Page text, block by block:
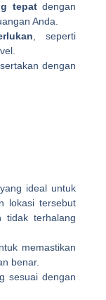
tepatdengan
Anda.
, seperti
dengan
yang ideal untuk
lokasi tersebut
tidak terhalang
memastikan
benar.
sesuai dengan